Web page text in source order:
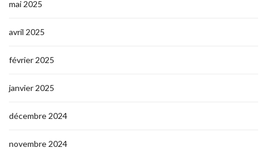
mai 2025
avril 2025
février 2025
janvier 2025
décembre 2024
novembre 2024